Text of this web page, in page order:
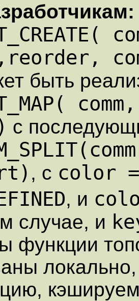
быть
с
, с color
, и
случае, и
функции